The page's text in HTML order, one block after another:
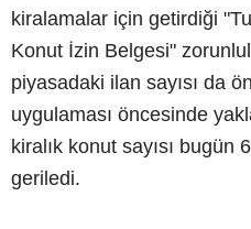
kiralamalar için getirdiği
Konut İzin Belgesi"
piyasadaki ilan sayısı da
uygulaması öncesinde
kiralık konut sayısı bugün
geriledi.